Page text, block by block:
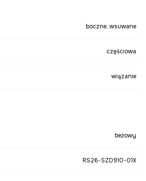
boczne, wsuwane
częściowa
wiązanie
beżowy
RS26-SZD910-01X